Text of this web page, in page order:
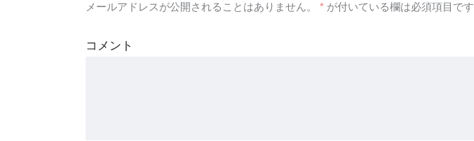
メールアドレスが公開されることはありません。 * が付いている欄は必須項目です
コメント